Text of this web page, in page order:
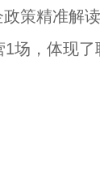
策精准解
场，体现了